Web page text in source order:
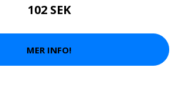
102 SEK
MER INFO!